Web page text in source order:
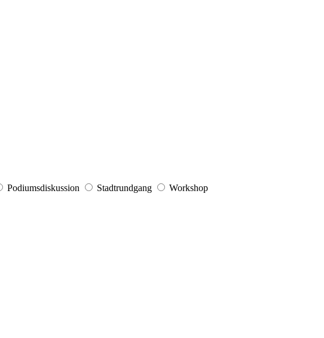
Podiumsdiskussion Stadtrundgang
Workshop